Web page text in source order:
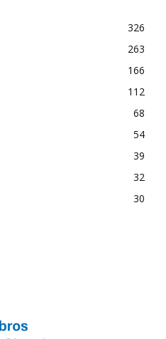
326
263
166
112
68
54
39
32
30